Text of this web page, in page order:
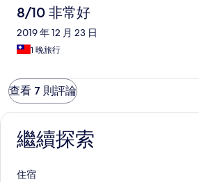
8/10 非常好
2019 年 12 月 23 日
1 晚旅行
查看 7 則評論
繼續探索
住宿